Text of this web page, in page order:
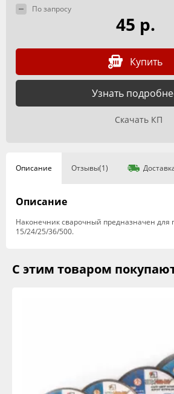
По запросу
45 р.
Купить
Узнать
Скачать КП
Описание Отзывы(1)
Описание
Наконечник сварочный предназначен для
15/24/25/36/500.
С этим товаром